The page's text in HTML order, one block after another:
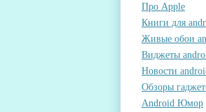
Про Apple
Книги для
Живые обои
Виджеты
Новости
Обзоры
Android Юмор